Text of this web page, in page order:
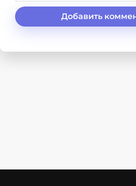
Добавить